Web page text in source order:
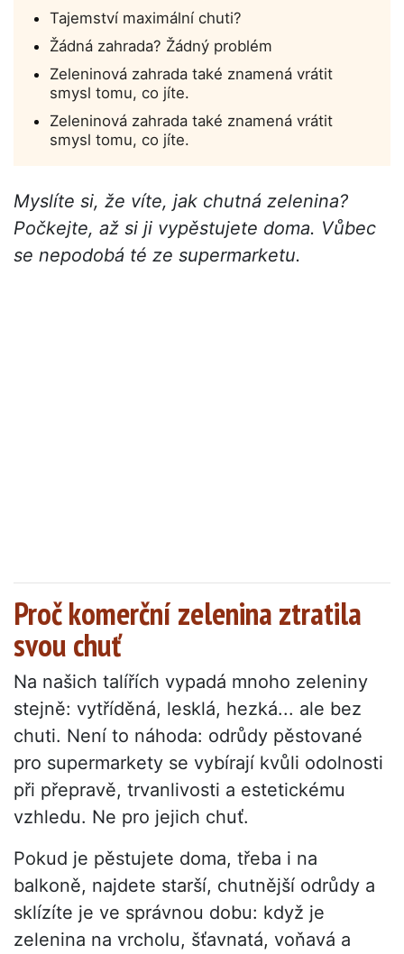
Tajemství maximální chuti?
Žádná zahrada? Žádný problém
Zeleninová zahrada také znamená vrátit
smysl tomu, co jíte.
Zeleninová zahrada také znamená vrátit
smysl tomu, co jíte.
Myslíte si, že víte, jak chutná zelenina?
Počkejte, až si ji vypěstujete doma. Vůbec
se nepodobá té ze supermarketu.
Proč komerční zelenina ztratila
svou chuť
Na našich talířích vypadá mnoho zeleniny
stejně: vytříděná, lesklá, hezká... ale bez
chuti. Není to náhoda: odrůdy pěstované
pro supermarkety se vybírají kvůli odolnosti
při přepravě, trvanlivosti a estetickému
vzhledu. Ne pro jejich chuť.
Pokud je pěstujete doma, třeba i na
balkoně, najdete starší, chutnější odrůdy a
sklízíte je ve správnou dobu: když je
zelenina na vrcholu, šťavnatá, voňavá a